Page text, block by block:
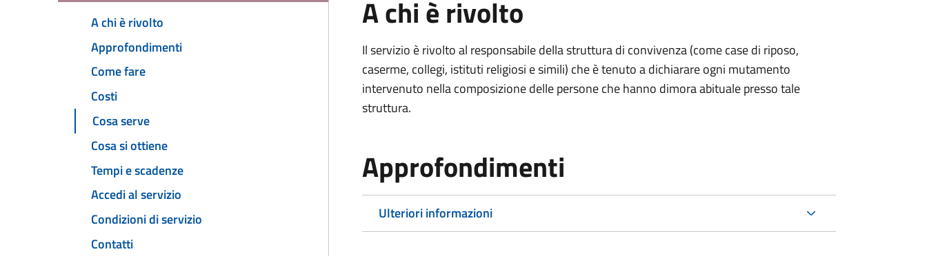
A chi è rivolto
Approfondimenti
Come fare
Costi
Cosa serve
Cosa si ottiene
Tempi e scadenze
Accedi al servizio
Condizioni di servizio
Contatti
A chi è rivolto
Il servizio è rivolto al responsabile della struttura di convivenza (come case di riposo,
caserme, collegi, istituti religiosi e simili) che è tenuto a dichiarare ogni mutamento
intervenuto nella composizione delle persone che hanno dimora abituale presso tale
struttura.
Approfondimenti
Ulteriori informazioni